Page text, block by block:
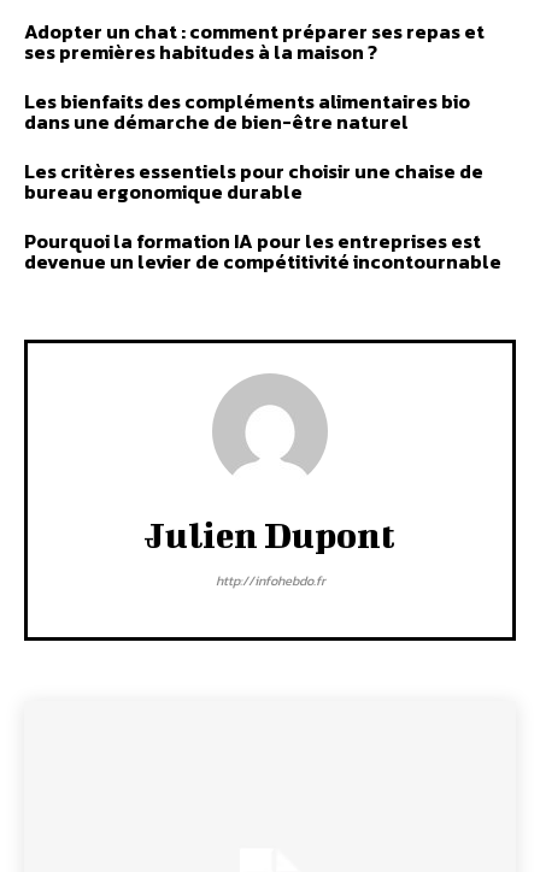
Adopter un chat : comment préparer ses repas et
ses premières habitudes à la maison ?
Les bienfaits des compléments alimentaires bio
dans une démarche de bien-être naturel
Les critères essentiels pour choisir une chaise de
bureau ergonomique durable
Pourquoi la formation IA pour les entreprises est
devenue un levier de compétitivité incontournable
Julien Dupont
http://infohebdo.fr